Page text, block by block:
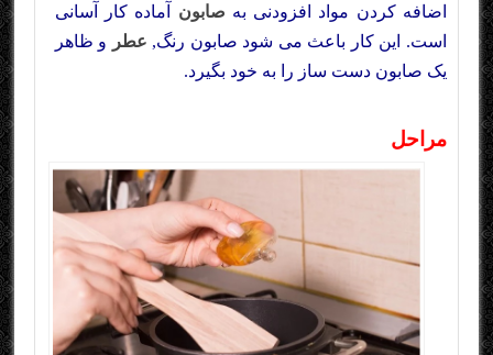
اضافه کردن مواد افزودنی به صابون آماده کار آسانی
است. این کار باعث می شود صابون رنگ, عطر و ظاهر
یک صابون دست ساز را به خود بگیرد.
مراحل